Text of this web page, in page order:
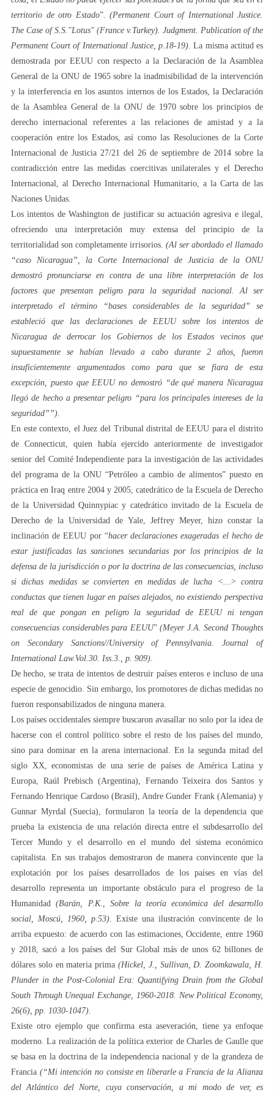
territorio de otro Estado”. (Permanent Court of International Justice.
The Case of S.S."Lotus" (France v.Turkey). Judgment. Publication of the
Permanent Court of International Justice, p.18-19) . La misma actitud es
demostrada por EEUU con respecto a la Declaración de la Asamblea
General de la ONU de 1965 sobre la inadmisibilidad de la intervención
y la interferencia en los asuntos internos de los Estados, la Declaración
de la Asamblea General de la ONU de 1970 sobre los principios de
derecho internacional referentes a las relaciones de amistad y a la
cooperación entre los Estados, así como las Resoluciones de la Corte
Internacional de Justicia 27/21 del 26 de septiembre de 2014 sobre la
contradicción entre las medidas coercitivas unilaterales y el Derecho
Internacional, al Derecho Internacional Humanitario, a la Carta de las
Naciones Unidas.
Los intentos de Washington de justificar su actuación agresiva e ilegal,
ofreciendo una interpretación muy extensa del principio de la
territorialidad son completamente irrisorios. (Al ser abordado el llamado
“caso Nicaragua”, la Corte Internacional de Justicia de la ONU
demostró pronunciarse en contra de una libre interpretación de los
factores que presentan peligro para la seguridad nacional. Al ser
interpretado el término “bases considerables de la seguridad” se
estableció que las declaraciones de EEUU sobre los intentos de
Nicaragua de derrocar los Gobiernos de los Estados vecinos que
supuestamente se habían llevado a cabo durante 2 años, fueron
insuficientemente argumentados como para que se fiara de esta
excepción, puesto que EEUU no demostró “de qué manera Nicaragua
llegó de hecho a presentar peligro “para los principales intereses de la
seguridad””).
En este contexto, el Juez del Tribunal distrital de EEUU para el distrito
de Connecticut, quien había ejercido anteriormente de investigador
senior del Comité Independiente para la investigación de las actividades
del programa de la ONU “Petróleo a cambio de alimentos” puesto en
práctica en Iraq entre 2004 y 2005, catedrático de la Escuela de Derecho
de la Universidad Quinnypiac y catedrático invitado de la Escuela de
Derecho de la Universidad de Yale, Jeffrey Meyer, hizo constar la
inclinación de EEUU por “hacer declaraciones exageradas el hecho de
estar justificadas las sanciones secundarias por los principios de la
defensa de la jurisdicción o por la doctrina de las consecuencias, incluso
si dichas medidas se convierten en medidas de lucha <…> contra
conductas que tienen lugar en países alejados, no existiendo perspectiva
real de que pongan en peligro la seguridad de EEUU ni tengan
consecuencias considerables para EEUU”(Meyer J.A. Second Thoughts
on Secondary Sanctions//University of Pennsylvania. Journal of
International Law.Vol.30. Iss.3., p. 909)
De hecho, se trata de intentos de destruir países enteros e incluso de una
especie de genocidio. Sin embargo, los promotores de dichas medidas no
fueron responsabilizados de ninguna manera.
Los países occidentales siempre buscaron avasallar no solo por la idea de
hacerse con el control político sobre el resto de los países del mundo,
sino para dominar en la arena internacional. En la segunda mitad del
siglo XX, economistas de una serie de países de América Latina y
Europa, Raúl Prebisch (Argentina), Fernando Teixeira dos Santos y
Fernando Henrique Cardoso (Brasil), Andre Gunder Frank (Alemania) y
Gunnar Myrdal (Suecia), formularon la teoría de la dependencia que
prueba la existencia de una relación directa entre el subdesarrollo del
Tercer Mundo y el desarrollo en el mundo del sistema económico
capitalista. En sus trabajos demostraron de manera convincente que la
explotación por los países desarrollados de los países en vías del
desarrollo representa un importante obstáculo para el progreso de la
Humanidad(Barán, P.K., Sobre la teoría económica del desarrollo
social, Moscú, 1960, p.53) . Existe una ilustración convincente de lo
arriba expuesto: de acuerdo con las estimaciones, Occidente, entre 1960
y 2018, sacó a los países del Sur Global más de unos 62 billones de
dólares solo en materia prima (Hickel, J., Sullivan, D. Zoomkawala, H.
Plunder in the Post-Colonial Era: Quantifying Drain from the Global
South Through Unequal Exchange, 1960-2018. New Political Economy,
26(6), pp. 1030-1047).
Existe otro ejemplo que confirma esta aseveración, tiene ya enfoque
moderno. La realización de la política exterior de Charles de Gaulle que
se basa en la doctrina de la independencia nacional y de la grandeza de
Francia (“Mi intención no consiste en liberarle a Francia de la Alianza
del Atlántico del Norte, cuya conservación, a mi modo de ver, es